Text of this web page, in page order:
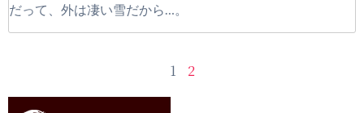
だって、外は凄い雪だから…。
1 2